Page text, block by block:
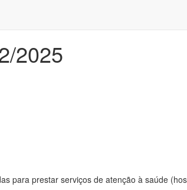
2025
para prestar serviços de atenção à saúde